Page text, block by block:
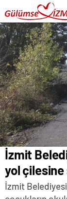
İzmit
yol
İzmit